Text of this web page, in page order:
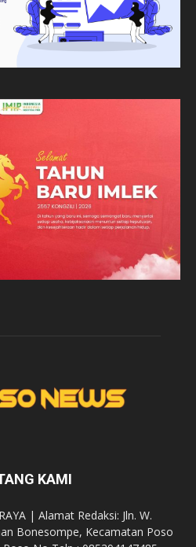
KAMI
| Alamat Redaksi: Jln. W.
Bonesompe, Kecamatan Poso